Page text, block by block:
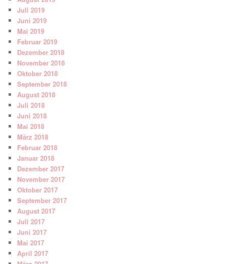
Juli 2019
Juni 2019
Mai 2019
Februar 2019
Dezember 2018
November 2018
Oktober 2018
September 2018
August 2018
Juli 2018
Juni 2018
Mai 2018
März 2018
Februar 2018
Januar 2018
Dezember 2017
November 2017
Oktober 2017
September 2017
August 2017
Juli 2017
Juni 2017
Mai 2017
April 2017